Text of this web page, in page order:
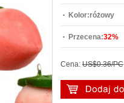
Kolor:różowy
Przecena:32%
Cena: US$0.36/PC